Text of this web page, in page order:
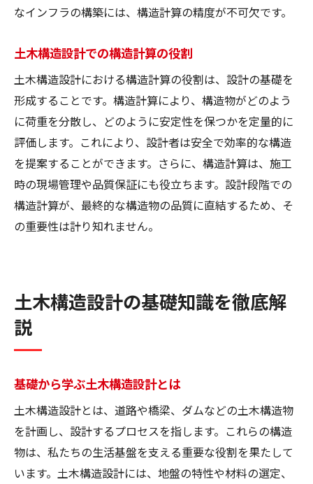
なインフラの構築には、構造計算の精度が不可欠です。
土木構造設計での構造計算の役割
土木構造設計における構造計算の役割は、設計の基礎を
形成することです。構造計算により、構造物がどのよう
に荷重を分散し、どのように安定性を保つかを定量的に
評価します。これにより、設計者は安全で効率的な構造
を提案することができます。さらに、構造計算は、施工
時の現場管理や品質保証にも役立ちます。設計段階での
構造計算が、最終的な構造物の品質に直結するため、そ
の重要性は計り知れません。
土木構造設計の基礎知識を徹底解
説
基礎から学ぶ土木構造設計とは
土木構造設計とは、道路や橋梁、ダムなどの土木構造物
を計画し、設計するプロセスを指します。これらの構造
物は、私たちの生活基盤を支える重要な役割を果たして
います。土木構造設計には、地盤の特性や材料の選定、